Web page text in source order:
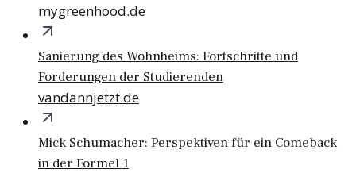
mygreenhood.de
Sanierung des Wohnheims: Fortschritte und
Forderungen der Studierenden
vandannjetzt.de
Mick Schumacher: Perspektiven für ein Comeback
in der Formel 1